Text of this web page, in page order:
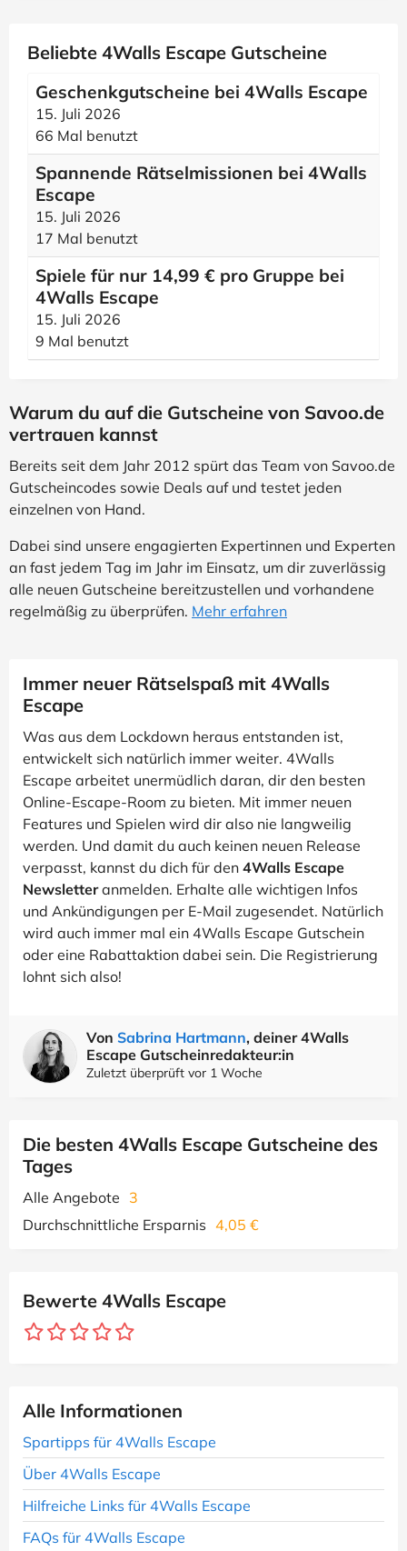
Beliebte 4Walls Escape Gutscheine
Geschenkgutscheine bei 4Walls Escape
15. Juli 2026
66 Mal benutzt
Spannende Rätselmissionen bei 4Walls
Escape
15. Juli 2026
17 Mal benutzt
Spiele für nur 14,99 € pro Gruppe bei
4Walls Escape
15. Juli 2026
9 Mal benutzt
Warum du auf die Gutscheine von Savoo.de
vertrauen kannst
Bereits seit dem Jahr 2012 spürt das Team von Savoo.de
Gutscheincodes sowie Deals auf und testet jeden
einzelnen von Hand.
Dabei sind unsere engagierten Expertinnen und Experten
an fast jedem Tag im Jahr im Einsatz, um dir zuverlässig
alle neuen Gutscheine bereitzustellen und vorhandene
regelmäßig zu überprüfen. Mehr erfahren
Immer neuer Rätselspaß mit 4Walls
Escape
Was aus dem Lockdown heraus entstanden ist,
entwickelt sich natürlich immer weiter. 4Walls
Escape arbeitet unermüdlich daran, dir den besten
Online-Escape-Room zu bieten. Mit immer neuen
Features und Spielen wird dir also nie langweilig
werden. Und damit du auch keinen neuen Release
verpasst, kannst du dich für den 4Walls Escape
Newsletteranmelden. Erhalte alle wichtigen Infos
und Ankündigungen per E-Mail zugesendet. Natürlich
wird auch immer mal ein 4Walls Escape Gutschein
oder eine Rabattaktion dabei sein. Die Registrierung
lohnt sich also!
Von Sabrina Hartmann, deiner 4Walls
Escape Gutscheinredakteur:in
Zuletzt überprüft vor 1 Woche
Die besten 4Walls Escape Gutscheine des
Tages
Alle Angebote 3
Durchschnittliche Ersparnis 4,05 €
Bewerte 4Walls Escape
Alle Informationen
Spartipps für 4Walls Escape
Über 4Walls Escape
Hilfreiche Links für 4Walls Escape
FAQs für 4Walls Escape